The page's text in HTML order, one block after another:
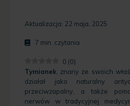
Aktualizacja: 22 maja, 2025
7 min. czytania
0 (0)
Tymianek , znany ze swoich
działał jako naturalny
przeciwzapalny, a także
nerwów w tradycyjnej